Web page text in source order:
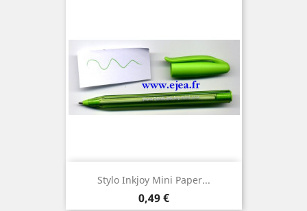
Stylo Inkjoy Mini Paper...
Prix
0,49 €